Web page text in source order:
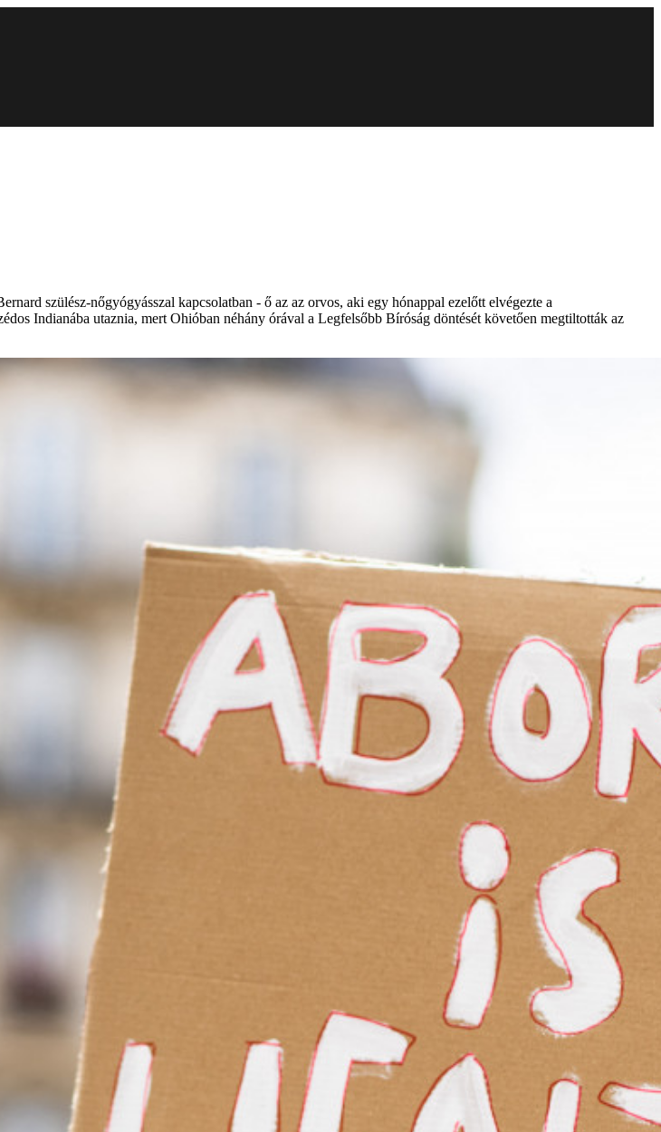
szülész-nőgyógyásszal kapcsolatban - ő az az orvos, aki egy hónappal ezelőtt elvégezte a
Indianába utaznia, mert Ohióban néhány órával a Legfelsőbb Bíróság döntését követően megtiltották az